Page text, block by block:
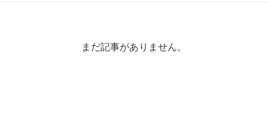
まだ記事がありません。